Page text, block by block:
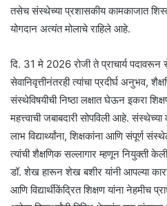
तसेच संस्थेच्या प्रशासकीय कामकाजात
योगदान अत्यंत मोलाचे राहिले आहे.
दि. 31 मे 2026 रोजी ते प्राचार्य पदावरून
सेवानिवृत्तीनंतरही त्यांचा प्रदीर्घ अनुभव,
संस्थेविषयीची निष्ठा लक्षात घेऊन इकरा
महत्त्वाची जबाबदारी सोपविली आहे.
लाभ विद्यार्थ्यांना, शिक्षकांना आणि संपूर्ण
त्यांची शैक्षणिक सल्लागार म्हणून नियुक्ती
डॉ. शेख हारून शेख बशीर यांनी आपल्या
आणि विद्यार्थीकेंद्रित शिक्षण यांना नेहमीच